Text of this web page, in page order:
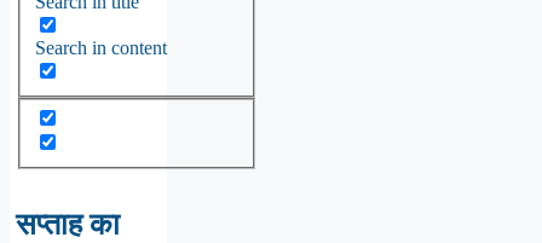
Search in content
सप्ताह का